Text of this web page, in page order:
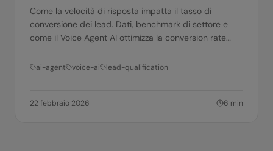
Come la velocità di risposta impatta il tasso di
conversione dei lead. Dati, benchmark di settore e
come il Voice Agent AI ottimizza la conversion rate
ai-agent voice-ai lead-qualification
22 febbraio 2026 6 min